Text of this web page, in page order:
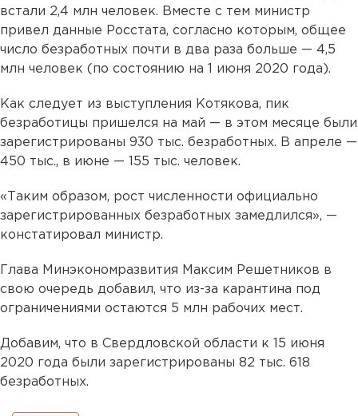
встали 2,4 млн человек. Вместе с тем министр
привел данные Росстата, согласно которым, общее
число безработных почти в два раза больше — 4,5
млн человек (по состоянию на 1 июня 2020 года).
Как следует из выступления Котякова, пик
безработицы пришелся на май — в этом месяце были
зарегистрированы 930 тыс. безработных. В апреле —
450 тыс., в июне — 155 тыс. человек.
«Таким образом, рост численности официально
зарегистрированных безработных замедлился», —
констатировал министр.
Глава Минэкономразвития Максим Решетников в
свою очередь добавил, что из-за карантина под
ограничениями остаются 5 млн рабочих мест.
Добавим, что в Свердловской области к 15 июня
2020 года были зарегистрированы 82 тыс. 618
безработных.